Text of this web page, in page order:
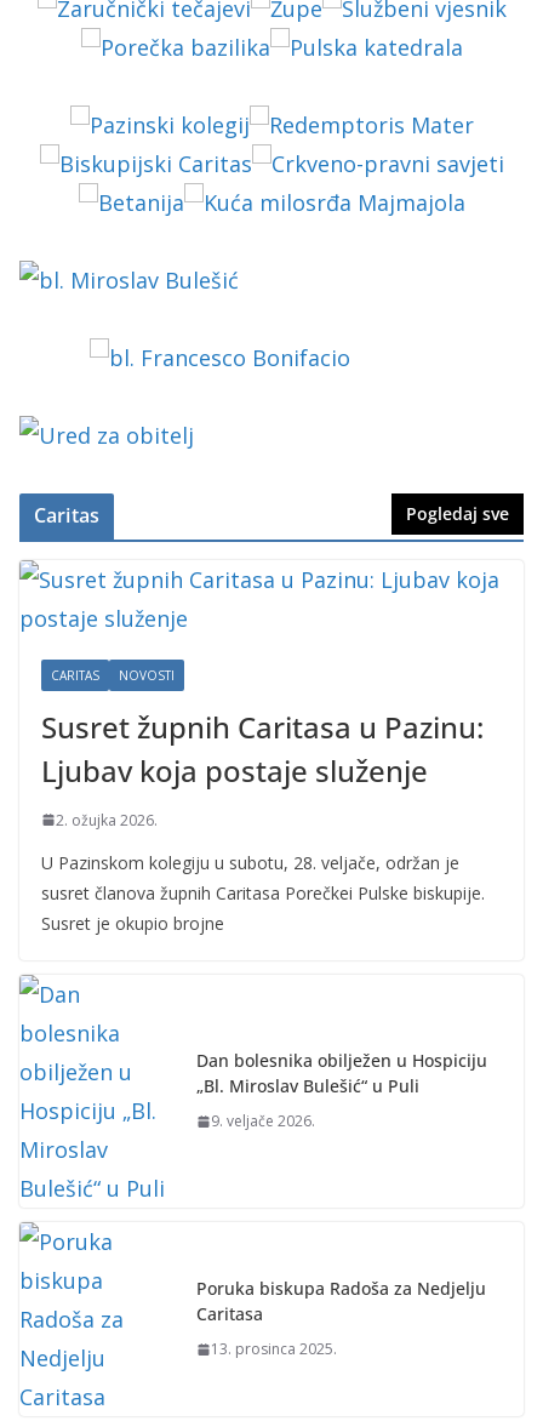
Caritas Pogledaj sve
CARITAS NOVOSTI
Susret župnih Caritasa u Pazinu:
Ljubav koja postaje služenje
2. ožujka 2026.
U Pazinskom kolegiju u subotu, 28. veljače, održan je
susret članova župnih Caritasa Porečkei Pulske biskupije.
Susret je okupio brojne
Dan bolesnika obilježen u Hospiciju
„Bl. Miroslav Bulešić“ u Puli
9. veljače 2026.
Poruka biskupa Radoša za Nedjelju
Caritasa
13. prosinca 2025.